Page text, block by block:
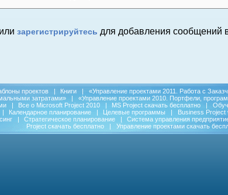
или зарегистрируйтесь для добавления сообщений
проектов | Книги |
«Управление проектами 2011. Работа с
затратами» |
«Управление проектами 2010. Портфели,
| Все о Microsoft Project 2010 | MS Project скачать бесплатно |
| Календарное планирование | Целевые программы |
Business Project
| Стратегическое планирование | Система управления
Project скачать бесплатно
| Управление проектами скачать